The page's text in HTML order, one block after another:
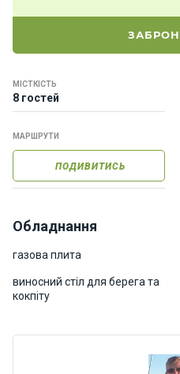
МІСТКІСТЬ
8 гостей
МАРШРУТИ
ПОДИВИТИСЬ
Обладнання
газова плита
виносний стіл для берега та
кокпіту
і
К
а
е
р
Про